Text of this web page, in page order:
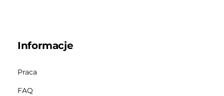
Informacje
Praca
FAQ